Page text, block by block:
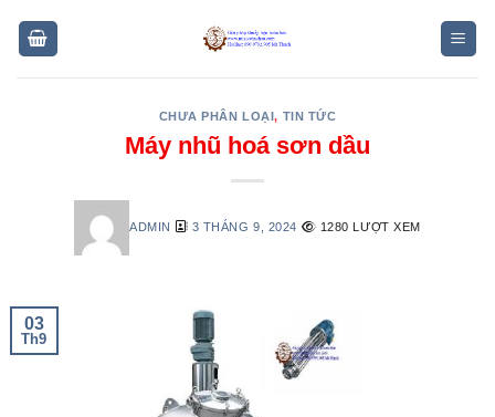
CHƯA PHÂN LOẠI, TIN TỨC
Máy nhũ hoá sơn dầu
ADMIN 3 THÁNG 9, 2024 1280 LƯỢT XEM
03
Th9